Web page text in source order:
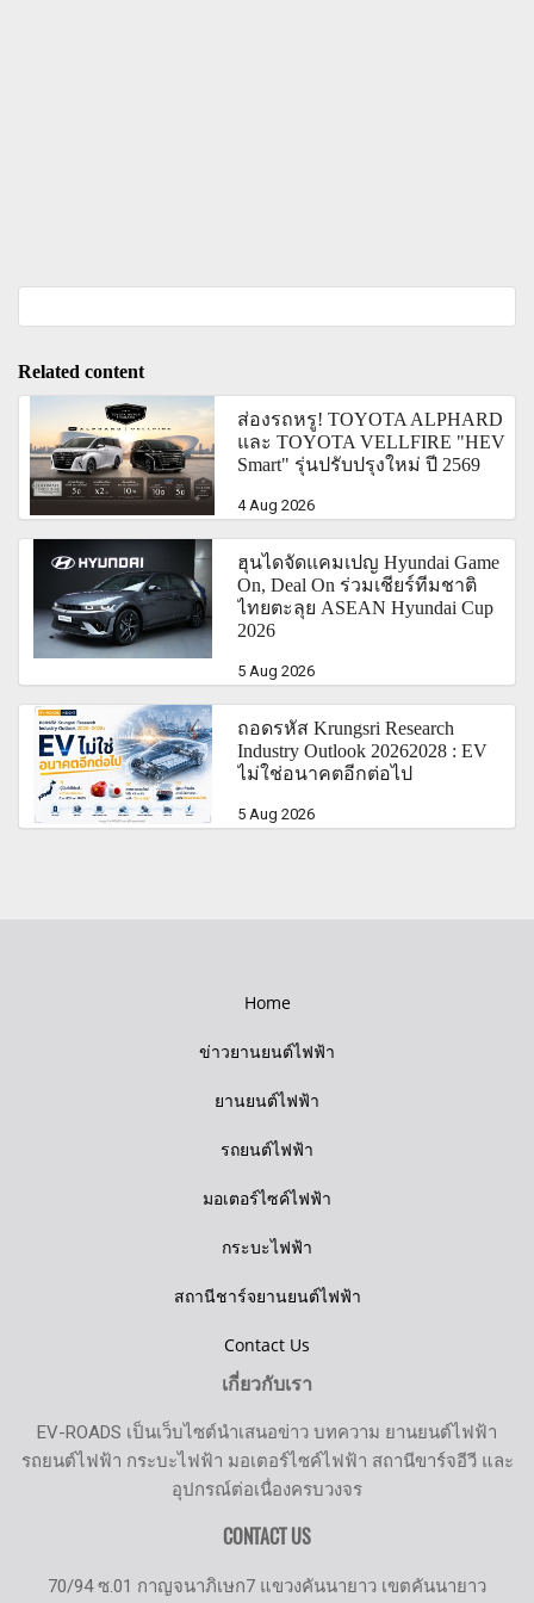
Related content
ส่องรถหรู! TOYOTA ALPHARD
และ TOYOTA VELLFIRE "HEV
Smart" รุ่นปรับปรุงใหม่ ปี 2569
4 Aug 2026
ฮุนไดจัดแคมเปญ Hyundai Game
On, Deal On ร่วมเชียร์ทีมชาติ
ไทยตะลุย ASEAN Hyundai Cup
2026
5 Aug 2026
ถอดรหัส Krungsri Research
Industry Outlook 20262028 : EV
ไม่ใช่อนาคตอีกต่อไป
5 Aug 2026
Home
ข่าวยานยนต์ไฟฟ้า
ยานยนต์ไฟฟ้า
รถยนต์ไฟฟ้า
มอเตอร์ไซค์ไฟฟ้า
กระบะไฟฟ้า
สถานีชาร์จยานยนต์ไฟฟ้า
Contact Us
เกี่ยวกับเรา
EV-ROADS เป็นเว็บไซต์นำเสนอข่าว บทความ ยานยนต์ไฟฟ้า
รถยนต์ไฟฟ้า กระบะไฟฟ้า มอเตอร์ไซค์ไฟฟ้า สถานีขาร์จอีวี และ
อุปกรณ์ต่อเนื่องครบวงจร
CONTACT US
70/94 ซ.01 กาญจนาภิเษก7 แขวงคันนายาว เขตคันนายาว